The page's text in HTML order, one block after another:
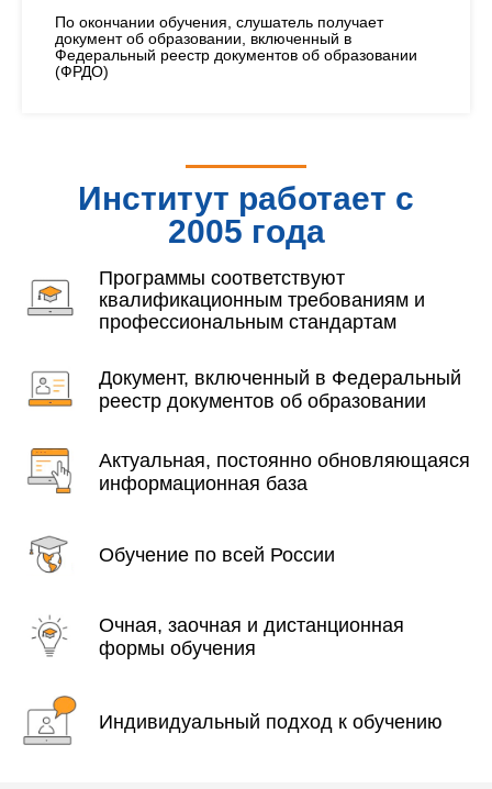
По окончании обучения, слушатель получает
документ об образовании, включенный в
Федеральный реестр документов об образовании
(ФРДО)
Институт работает с
2005 года
Программы соответствуют
квалификационным требованиям и
профессиональным стандартам
Документ, включенный в Федеральный
реестр документов об образовании
Актуальная, постоянно обновляющаяся
информационная база
Обучение по всей России
Очная, заочная и дистанционная
формы обучения
Индивидуальный подход к обучению